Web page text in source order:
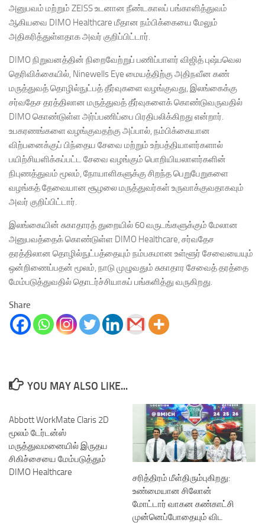
அனுபவம் மற்றும் ZEISS உடனான நீண்டகாலப் பங்காளித்துவம்
ஆகியவை DIMO Healthcare மீதான நம்பிக்கையை மேலும்
அதிகரித்துள்ளதாக அவர் குறிப்பிட்டார்.
DIMO நிறுவனத்தின் நிறைவேற்றுப் பணிப்பாளர் விஜித் புஷ்பவெல
தெரிவிக்கையில், Ninewells Eye மையத்திற்கு அதிநவீன கண்
மருத்துவத் தொழில்நுட்பத் தீர்வுகளை வழங்குவது, இலங்கைக்கு
சர்வதேச தரத்திலான மருத்துவத் தீர்வுகளைக் கொண்டுவருவதில்
DIMO கொண்டுள்ள அர்ப்பணிப்பை பிரதிபலிக்கிறது என்றார்.
உபகரணங்களை வழங்குவதற்கு அப்பால், நம்பிக்கையான
விற்பனைக்குப் பிந்தைய சேவை மற்றும் உற்பத்தியாளர்களால்
பயிற்சியளிக்கப்பட்ட சேவை வழங்கும் பொறியியலாளர்களின்
நிபுணத்துவம் மூலம், நோயாளிகளுக்கு சிறந்த பெறுபேறுகளை
வழங்கத் தேவையான சூழலை மருத்துவர்கள் உருவாக்குவதாகவும்
அவர் குறிப்பிட்டார்.
இலங்கையின் சுகாதாரத் துறையில் 60 வருடங்களுக்கும் மேலான
அனுபவத்தைக் கொண்டுள்ள DIMO Healthcare, சர்வதேச
தரத்திலான தொழில்நுட்பத்தையும் நம்பகமான உள்ளூர் சேவையையும்
ஒன்றிணைப்பதன் மூலம், நாடு முழுவதும் சுகாதார சேவைத் தரத்தை
மேம்படுத்துவதில் தொடர்ச்சியாகப் பங்களித்து வருகிறது.
Share
YOU MAY ALSO LIKE...
Abbott WorkMate Claris 2D
மூலம் டேர்டன்ஸ்
மருத்துவமனையில் இருதய
சிகிச்சையை மேம்படுத்தும்
DIMO Healthcare
சரித்திரம் மீள்திரும்புகிறது:
உண்மையான சிலோன்
மோட்டார் வாகன கண்காட்சி
முன்னெப்போதையும் விட